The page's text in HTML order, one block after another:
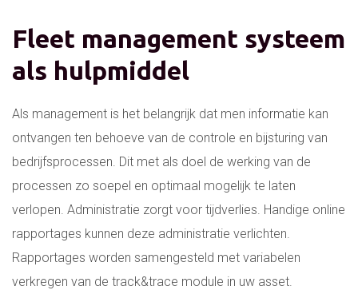
Fleet management systeem
als hulpmiddel
Als management is het belangrijk dat men informatie kan
ontvangen ten behoeve van de controle en bijsturing van
bedrijfsprocessen. Dit met als doel de werking van de
processen zo soepel en optimaal mogelijk te laten
verlopen. Administratie zorgt voor tijdverlies. Handige online
rapportages kunnen deze administratie verlichten.
Rapportages worden samengesteld met variabelen
verkregen van de track&trace module in uw asset.